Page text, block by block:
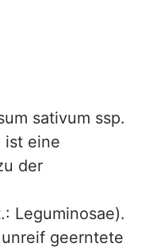
sativum ssp.
ist eine
der
Leguminosae).
geerntete